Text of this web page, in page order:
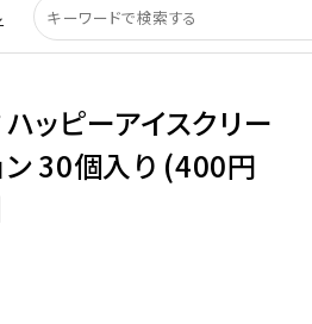
ハッピーアイスクリー
ン 30個入り (400円